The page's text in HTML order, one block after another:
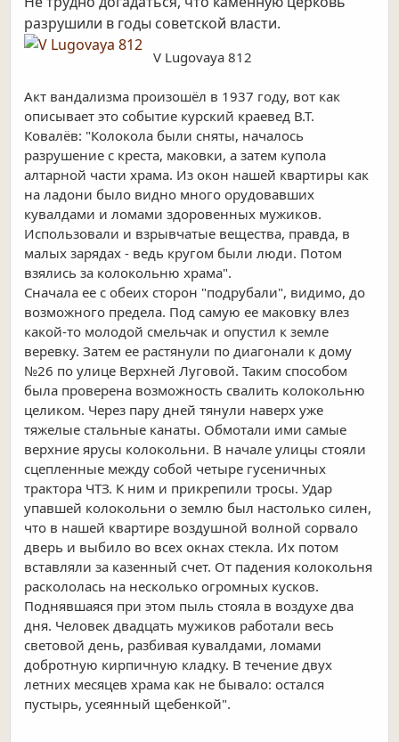
разрушили в годы советской власти.
V Lugovaya 812
Акт вандализма произошёл в 1937 году, вот как
описывает это событие курский краевед В.Т.
Ковалёв: "Колокола были сняты, началось
разрушение с креста, маковки, а затем купола
алтарной части храма. Из окон нашей квартиры как
на ладони было видно много орудовавших
кувалдами и ломами здоровенных мужиков.
Использовали и взрывчатые вещества, правда, в
малых зарядах - ведь кругом были люди. Потом
взялись за колокольню храма".
Сначала ее с обеих сторон "подрубали", видимо, до
возможного предела. Под самую ее маковку влез
какой-то молодой смельчак и опустил к земле
веревку. Затем ее растянули по диагонали к дому
№26 по улице Верхней Луговой. Таким способом
была проверена возможность свалить колокольню
целиком. Через пару дней тянули наверх уже
тяжелые стальные канаты. Обмотали ими самые
верхние ярусы колокольни. В начале улицы стояли
сцепленные между собой четыре гусеничных
трактора ЧТЗ. К ним и прикрепили тросы. Удар
упавшей колокольни о землю был настолько силен,
что в нашей квартире воздушной волной сорвало
дверь и выбило во всех окнах стекла. Их потом
вставляли за казенный счет. От падения колокольня
раскололась на несколько огромных кусков.
Поднявшаяся при этом пыль стояла в воздухе два
дня. Человек двадцать мужиков работали весь
световой день, разбивая кувалдами, ломами
добротную кирпичную кладку. В течение двух
летних месяцев храма как не бывало: остался
пустырь, усеянный щебенкой".